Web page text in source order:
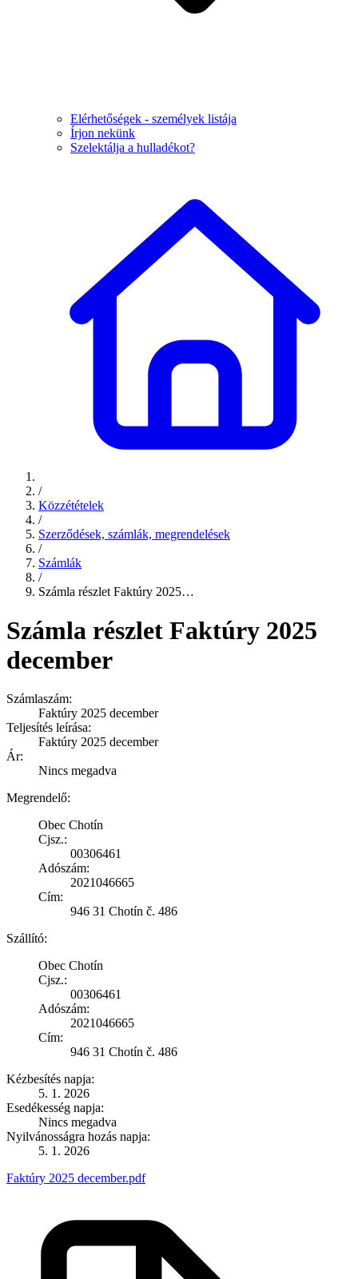
Elérhetőségek - személyek listája
Írjon nekünk
Szelektálja a hulladékot?
/
Közzétételek
/
Szerződések, számlák, megrendelések
/
Számlák
/
Számla részlet Faktúry 2025…
Számla részlet Faktúry 2025
december
Számlaszám:
Faktúry 2025 december
Teljesítés leírása:
Faktúry 2025 december
Ár:
Nincs megadva
Megrendelő:
Obec Chotín
Cjsz.:
00306461
Adószám:
2021046665
Cím:
946 31 Chotín č. 486
Szállító:
Obec Chotín
Cjsz.:
00306461
Adószám:
2021046665
Cím:
946 31 Chotín č. 486
Kézbesítés napja:
5. 1. 2026
Esedékesség napja:
Nincs megadva
Nyilvánosságra hozás napja:
5. 1. 2026
Faktúry 2025 december.pdf